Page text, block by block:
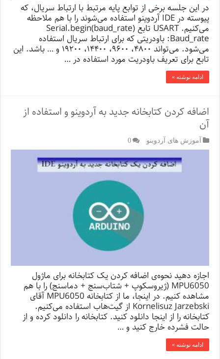
در این جلسه برخی از توابع پایه مرتبط با ارتباط سریال، که
پیوسته در IDE آردوینو استفاده می‌شوند را با هم ملاحظه
می‌کنیم. USART تابع (Serial.begin(baud_rate
Baud_rate: باودریتی که برای ارتباط سریال استفاده
می‌شود. می‌تواند ۴۸۰۰، ۹۶۰۰، ۱۴۴۰۰، ۱۹۲۰۰ و … باشد. این
تابع برای تعریف باودریت مورد استفاده در …
ادامه نوشته »
اضافه کردن کتابخانه جدید به آردوینو و استفاده از
آن
آموزش های آردوینو 0
اجازه دهید نحوه‌ی اضافه کردن یک کتابخانه برای ماژول
MPU6050 (ژیروسکوپ + شتاب‌سنج + دماسنج) را با هم
مشاهده کنیم. در اینجا، ما از کتابخانه MPU6050 آقای
Kornelisuz Jarzebski از گیت‌هاب استفاده می‌کنیم.
کتابخانه را از اینجا دانلود کنید. کتابخانه را دانلود کرده و از
حالت فشرده خارج کنید و …
ادامه نوشته »